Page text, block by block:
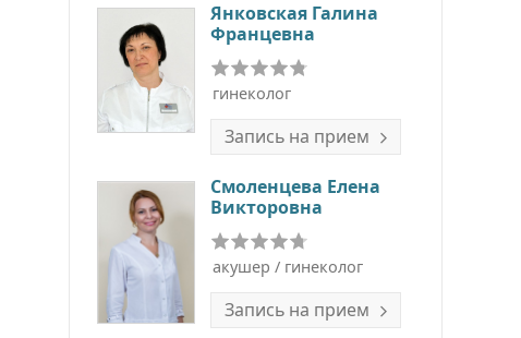
Янковская Галина
Францевна
гинеколог
Запись на прием
Смоленцева Елена
Викторовна
акушер / гинеколог
Запись на прием